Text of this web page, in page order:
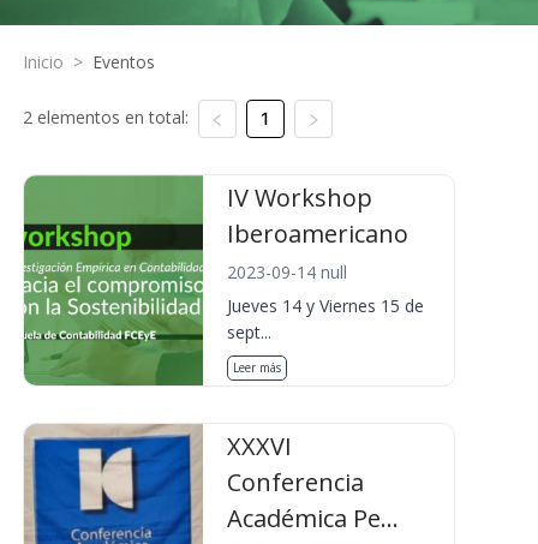
Inicio > Eventos
2 elementos en total: 1
IV Workshop
Iberoamericano
2023-09-14 null
Jueves 14 y Viernes 15 de
sept...
Leer más
XXXVI
Conferencia
Académica Pe...